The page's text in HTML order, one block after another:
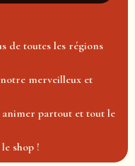
de toutes les régions
merveilleux et
animer partout et tout le
shop !